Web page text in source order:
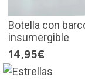
Botella con
insumergible
14,95€